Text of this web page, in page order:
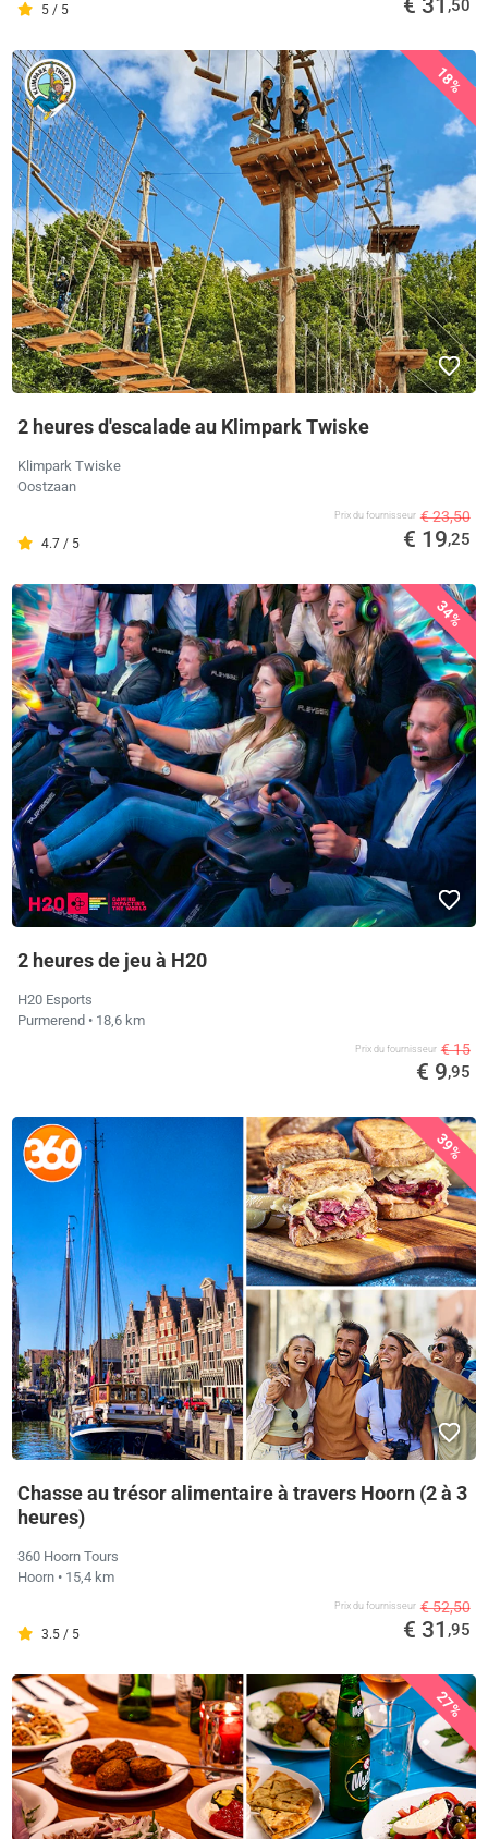
5 / 5 € 31 ,50
18%
2 heures d'escalade au Klimpark Twiske
Klimpark Twiske
Oostzaan
4.7 / 5
Prix ​​du fournisseur € 23,50
€ 19,25
34%
2 heures de jeu à H20
H20 Esports
Purmerend • 18,6 km
Prix ​​du fournisseur € 15
€ 9,95
39%
Chasse au trésor alimentaire à travers Hoorn (2 à 3
heures)
360 Hoorn Tours
Hoorn • 15,4 km
3.5 / 5
Prix ​​du fournisseur € 52,50
€ 31 ,95
27%